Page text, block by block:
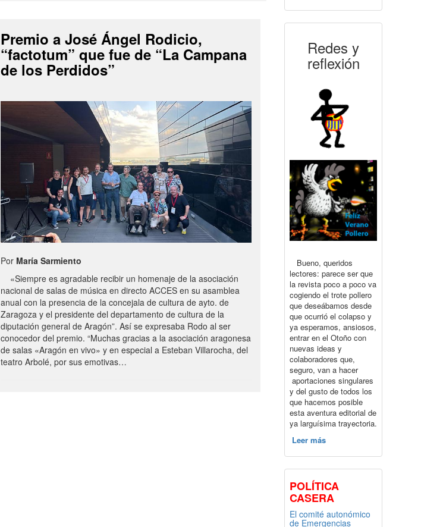
Premio a José Ángel Rodicio,
“factotum” que fue de “La Campana
de los Perdidos”
Por María Sarmiento
«Siempre es agradable recibir un homenaje de la asociación
nacional de salas de música en directo ACCES en su asamblea
anual con la presencia de la concejala de cultura de ayto. de
Zaragoza y el presidente del departamento de cultura de la
diputación general de Aragón”. Así se expresaba Rodo al ser
conocedor del premio. “Muchas gracias a la asociación aragonesa
de salas «Aragón en vivo» y en especial a Esteban Villarocha, del
teatro Arbolé, por sus emotivas…
Redes y
reflexión
Bueno, queridos
lectores: parece ser que
la revista poco a poco va
cogiendo el trote pollero
que deseábamos desde
que ocurrió el colapso y
ya esperamos, ansiosos,
entrar en el Otoño con
nuevas ideas y
colaboradores que,
seguro, van a hacer
aportaciones singulares
y del gusto de todos los
que hacemos posible
esta aventura editorial de
ya larguísima trayectoria.
Leer más
POLÍTICA
CASERA
El comité autonómico
de Emergencias